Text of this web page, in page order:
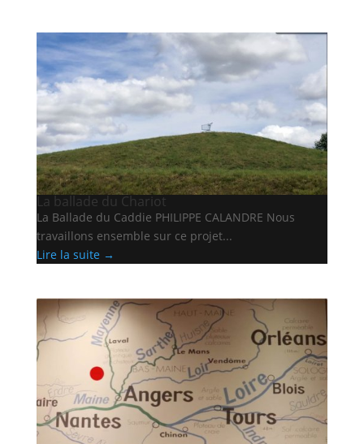
La ballade du Chariot
La Ballade du Caddie PHILIPPE CALANDRE Nous
travaillons ensemble sur ce projet...
Lire la suite →